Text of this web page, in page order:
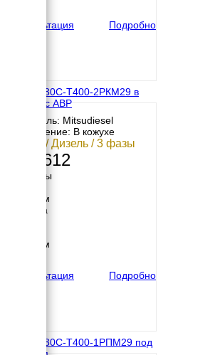
Консультация
Подробно
МД АД-30С-Т400-2РКМ29 в
кожухе с АВР
Двигатель: Mitsudiesel
Исполнение: В кожухе
30 кВт / Дизель / 3 фазы
607 612
Размеры
2250 мм
Ширина
1250 мм
Консультация
Подробно
МД АД-30С-Т400-1РПМ29 под